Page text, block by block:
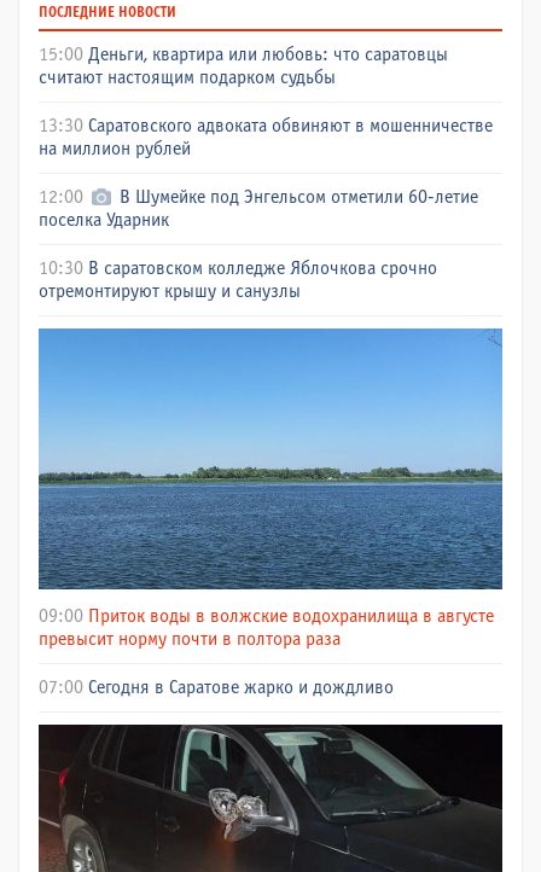
ПОСЛЕДНИЕ НОВОСТИ
15:00 Деньги, квартира или любовь: что саратовцы
считают настоящим подарком судьбы
13:30 Саратовского адвоката обвиняют в мошенничестве
на миллион рублей
12:00
В Шумейке под Энгельсом отметили 60-летие
поселка Ударник
10:30 В саратовском колледже Яблочкова срочно
отремонтируют крышу и санузлы
09:00 Приток воды в волжские водохранилища в августе
превысит норму почти в полтора раза
07:00 Сегодня в Саратове жарко и дождливо